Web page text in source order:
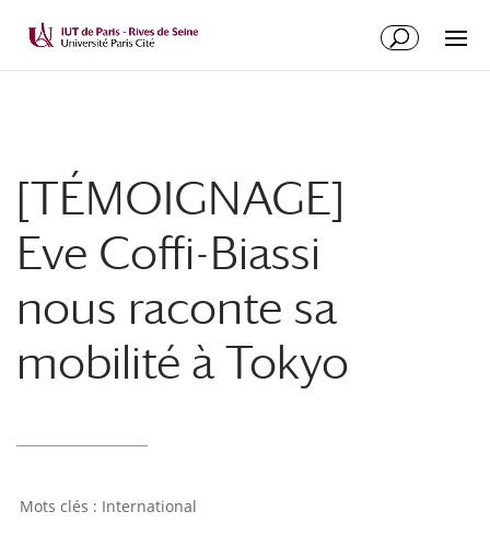
[TÉMOIGNAGE]
Eve Coffi-Biassi
nous raconte sa
mobilité à Tokyo
International